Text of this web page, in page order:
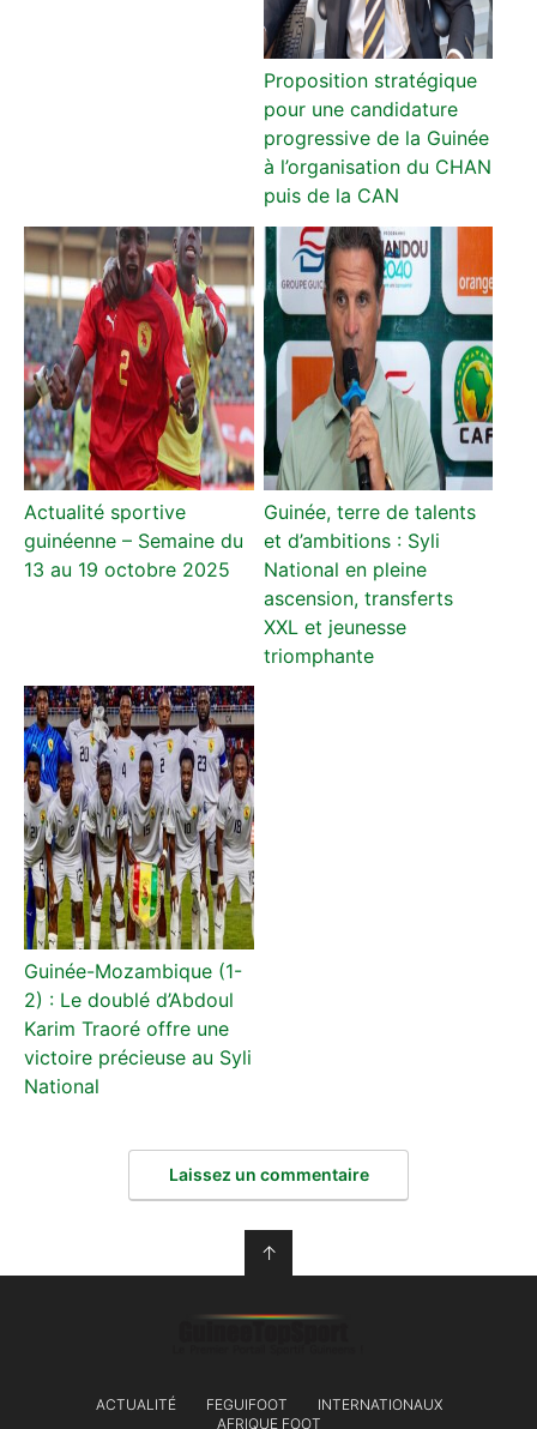
Proposition stratégique
pour une candidature
progressive de la Guinée
à l’organisation du CHAN
puis de la CAN
Actualité sportive
guinéenne – Semaine du
13 au 19 octobre 2025
Guinée, terre de talents
et d’ambitions : Syli
National en pleine
ascension, transferts
XXL et jeunesse
triomphante
Guinée-Mozambique (1-
2) : Le doublé d’Abdoul
Karim Traoré offre une
victoire précieuse au Syli
National
Laissez un commentaire
↑
ACTUALITÉ FEGUIFOOT
INTERNATIONAUX
AFRIQUE FOOT